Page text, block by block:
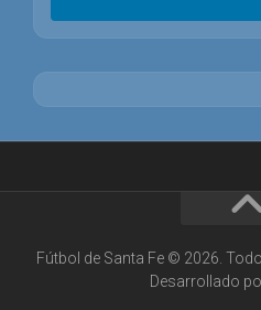
Fútbol de Santa Fe © 2026.
Desarrollado